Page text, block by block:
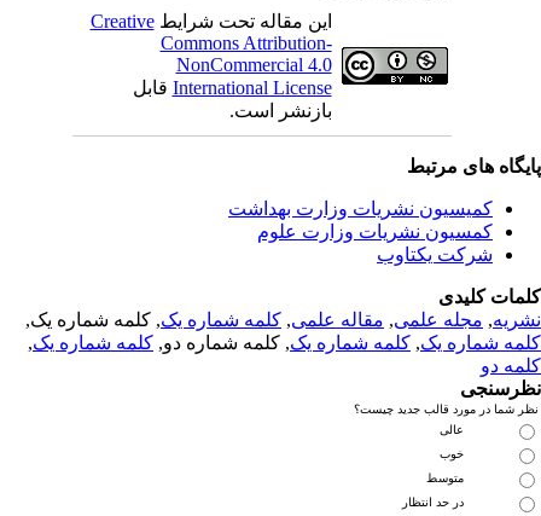
این مقاله تحت شرایطCreative
Commons Attribution-
NonCommercial 4.0
International Licenseقابل
بازنشر است.
های مرتبط
کمیسیون نشریات وزارت بهداشت
کمسیون نشریات وزارت علوم
شرکت یکتاوب
کلیدی
,مجله علمی, مقاله علمی, کلمه شماره یک, کلمه شماره یک,
شماره یک,کلمه شماره یک, کلمه شماره دو,کلمه شماره یک,
دو
شما در مورد قالب جدید چیست؟
عالی
خوب
متوسط
در حد انتظار